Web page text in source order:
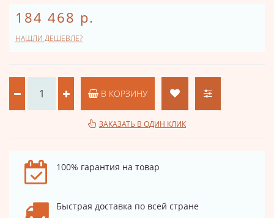
184 468 р.
НАШЛИ ДЕШЕВЛЕ?
В КОРЗИНУ
ЗАКАЗАТЬ В ОДИН КЛИК
100% гарантия на товар
Быстрая доставка по всей стране